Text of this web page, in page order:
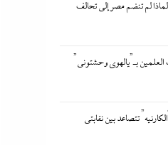
شيرين من الوزن
لم
وباكستان
لم تنضم مصر إلى تحالف
بـ”يالهوى وحشتونى”
تتصاعد بين نقابتى